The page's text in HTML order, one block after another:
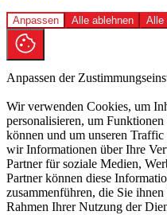
Anpassen Alle ablehnen Alle
Anpassen der
Wir verwenden Cookies, um
personalisieren, um
können und um unseren
wir Informationen über Ihre
Partner für soziale Medien,
Partner können diese
zusammenführen, die Sie
Rahmen Ihrer Nutzung der